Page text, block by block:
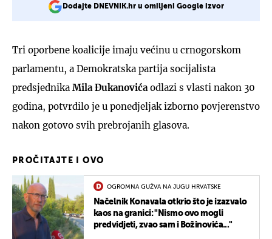
Dodajte DNEVNIK.hr u omiljeni Google izvor
Tri oporbene koalicije imaju većinu u crnogorskom
parlamentu, a Demokratska partija socijalista
predsjednika Mila Đukanovićaodlazi s vlasti nakon 30
godina, potvrdilo je u ponedjeljak izborno povjerenstvo
nakon gotovo svih prebrojanih glasova.
PROČITAJTE I OVO
OGROMNA GUŽVA NA JUGU HRVATSKE
Načelnik Konavala otkrio što je izazvalo
kaos na granici: "Nismo ovo mogli
predvidjeti, zvao sam i Božinovića..."